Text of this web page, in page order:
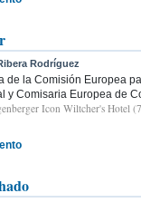
Rodríguez
de la Comisión Europea
y Comisaria Europea de
Icon Wiltcher's Hotel